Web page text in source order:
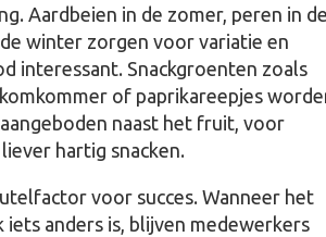
Aardbeien in de zomer, peren in
winter zorgen voor variatie en
interessant. Snackgroenten zoals
of paprikareepjes
naast het fruit, voor
hartig snacken.
voor succes. Wanneer het
iets anders is, blijven medewerkers